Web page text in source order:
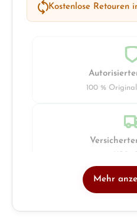
Kostenlose Retouren
100 %
Mehr